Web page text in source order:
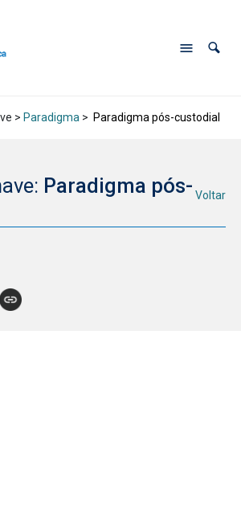
> Paradigma > Paradigma pós-custodial
Paradigma pós- Voltar